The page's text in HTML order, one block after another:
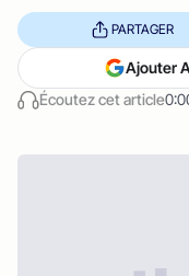
Écoutez cet article
PARTAGER
Ajouter